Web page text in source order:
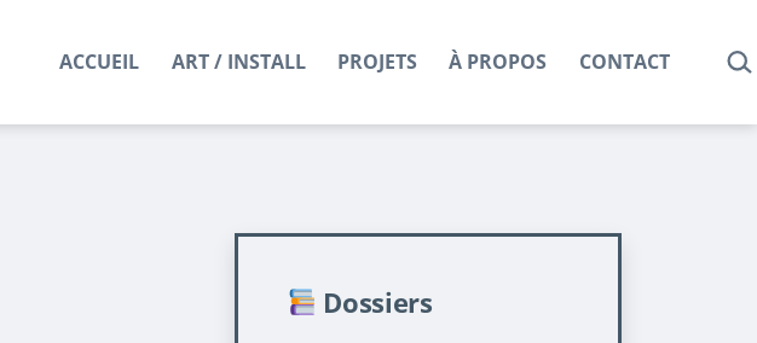
ACCUEIL ART / INSTALL PROJETS À PROPOS CONTACT
Dossiers